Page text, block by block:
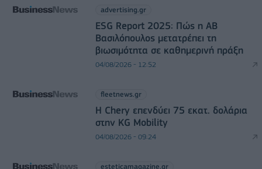
advertising.gr
ESG Report 2025: Πώς η ΑΒ
Βασιλόπουλος μετατρέπει τη
βιωσιμότητα σε καθημερινή πράξη
04/08/2026 - 12:52
fleetnews.gr
Η Chery επενδύει 75 εκατ. δολάρια
στην KG Mobility
04/08/2026 - 09:24
esteticamagazine.gr